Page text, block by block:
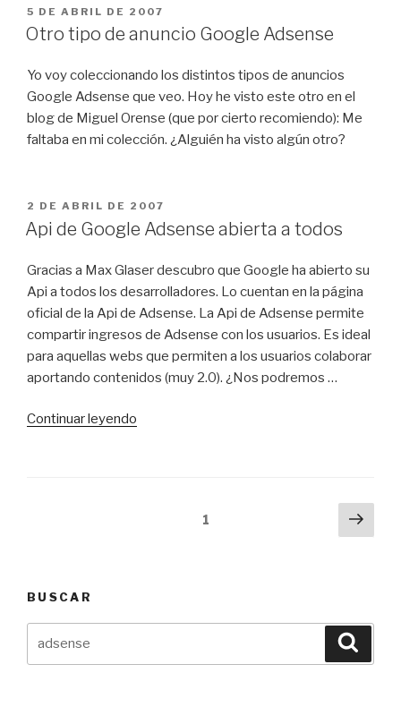
los
anuncios
Adsense»
PUBLICADO
EL
5 DE ABRIL DE 2007
Otro tipo de anuncio Google Adsense
Yo voy coleccionando los distintos tipos de anuncios
Google Adsense que veo. Hoy he visto este otro en el
blog de Miguel Orense (que por cierto recomiendo): Me
faltaba en mi colección. ¿Alguién ha visto algún otro?
PUBLICADO
EL
2 DE ABRIL DE 2007
Api de Google Adsense abierta a todos
Gracias a Max Glaser descubro que Google ha abierto su
Api a todos los desarrolladores. Lo cuentan en la página
oficial de la Api de Adsense. La Api de Adsense permite
compartir ingresos de Adsense con los usuarios. Es ideal
para aquellas webs que permiten a los usuarios colaborar
aportando contenidos (muy 2.0). ¿Nos podremos …
Continuar leyendo
1
BUSCAR